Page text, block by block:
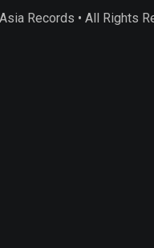
Records • All Rights